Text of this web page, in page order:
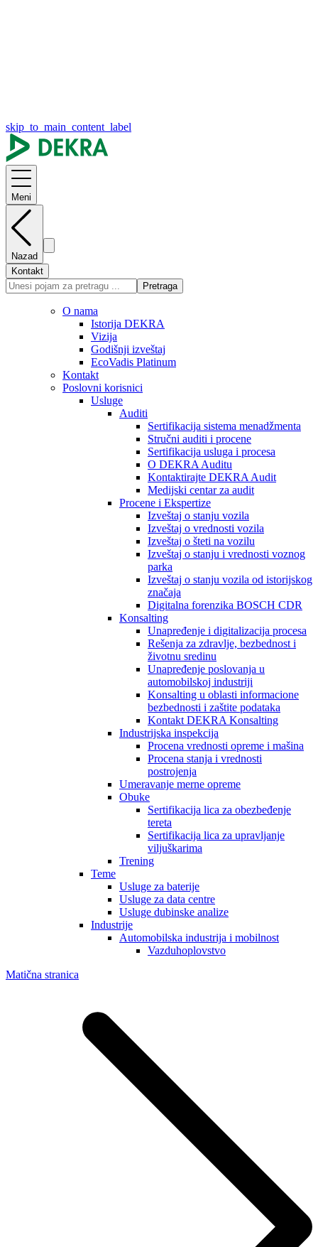
skip_to_main_content_label
Meni
Nazad
Kontakt
Pretraga
O nama
Istorija DEKRA
Vizija
Godišnji izveštaj
EcoVadis Platinum
Kontakt
Poslovni korisnici
Usluge
Auditi
Sertifikacija sistema menadžmenta
Stručni auditi i procene
Sertifikacija usluga i procesa
O DEKRA Auditu
Kontaktirajte DEKRA Audit
Medijski centar za audit
Procene i Ekspertize
Izveštaj o stanju vozila
Izveštaj o vrednosti vozila
Izveštaj o šteti na vozilu
Izveštaj o stanju i vrednosti voznog
parka
Izveštaj o stanju vozila od istorijskog
značaja
Digitalna forenzika BOSCH CDR
Konsalting
Unapređenje i digitalizacija procesa
Rešenja za zdravlje, bezbednost i
životnu sredinu
Unapređenje poslovanja u
automobilskoj industriji
Konsalting u oblasti informacione
bezbednosti i zaštite podataka
Kontakt DEKRA Konsalting
Industrijska inspekcija
Procena vrednosti opreme i mašina
Procena stanja i vrednosti
postrojenja
Umeravanje merne opreme
Obuke
Sertifikacija lica za obezbeđenje
tereta
Sertifikacija lica za upravljanje
viljuškarima
Trening
Teme
Usluge za baterije
Usluge za data centre
Usluge dubinske analize
Industrije
Automobilska industrija i mobilnost
Vazduhoplovstvo
Matična stranica